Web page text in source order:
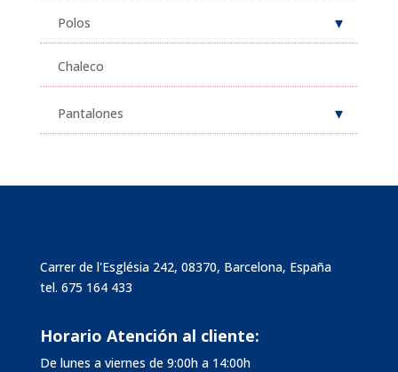
Polos
Chaleco
Pantalones
Carrer de l'Església 242, 08370, Barcelona, España
tel. 675 164 433
Horario Atención al cliente:
De lunes a viernes de 9:00h a 14:00h